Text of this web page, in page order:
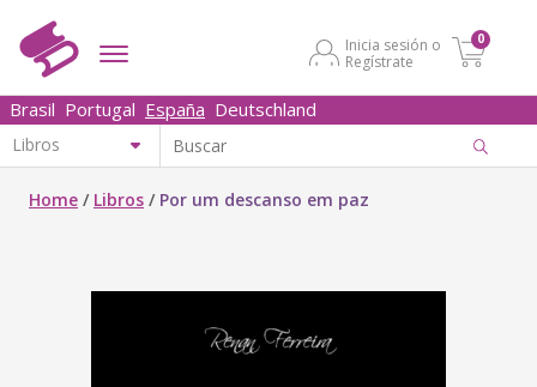
Inicia sesión o
Regístrate
0
Brasil Portugal España Deutschland
Home / Libros / Por um descanso em paz